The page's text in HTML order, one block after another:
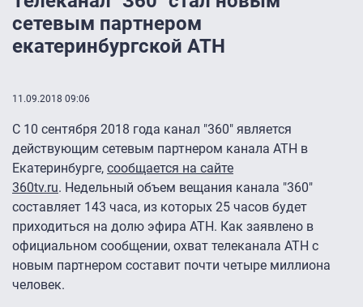
сетевым партнером
екатеринбургской АТН
11.09.2018 09:06
С 10 сентября 2018 года канал "360" является
действующим сетевым партнером канала АТН в
Екатеринбурге, сообщается на сайте
360tv.ru. Недельный объем вещания канала "360"
составляет 143 часа, из которых 25 часов будет
приходиться на долю эфира АТН. Как заявлено в
официальном сообщении, охват телеканала АТН с
новым партнером составит почти четыре миллиона
человек.